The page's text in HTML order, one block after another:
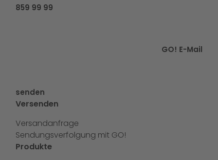
859 99 99
GO! E-Mail
senden
Versenden
Versandanfrage
Sendungsverfolgung mit GO!
Produkte